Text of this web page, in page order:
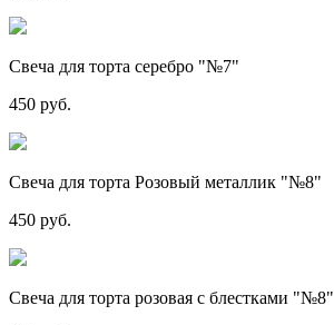
Свеча для торта серебро "№7"
450 руб.
Свеча для торта Розовый металлик "№8"
450 руб.
Свеча для торта розовая с блестками "№8"